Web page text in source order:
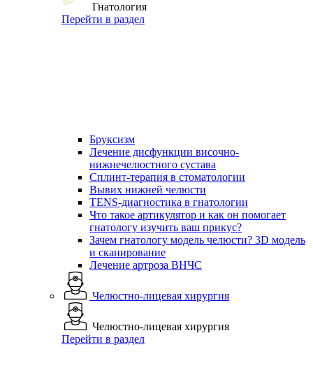
Гнатология
Перейти в раздел
Бруксизм
Лечение дисфункции височно-
нижнечелюстного сустава
Сплинт-терапия в стоматологии
Вывих нижней челюсти
TENS-диагностика в гнатологии
Что такое артикулятор и как он помогает
гнатологу изучить ваш прикус?
Зачем гнатологу модель челюсти? 3D модель
и сканирование
Лечение артроза ВНЧС
Челюстно-лицевая хирургия
Челюстно-лицевая хирургия
Перейти в раздел